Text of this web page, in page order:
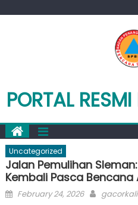
PORTAL
Uncategorized
Jalan Pemulihan
Kembali Pasca
Posted
February 24, 2026 Author
gacorkali